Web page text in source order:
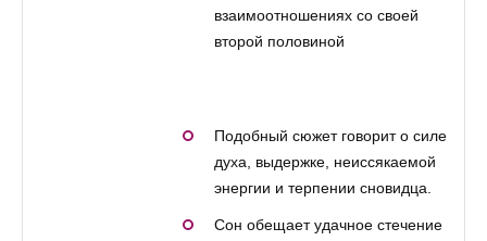
взаимоотношениях со своей
второй половиной
Подобный сюжет говорит о силе
духа, выдержке, неиссякаемой
энергии и терпении сновидца.
Сон обещает удачное стечение